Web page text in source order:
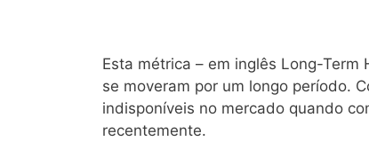
Esta métrica – em inglês Long-
se moveram por um longo período.
indisponíveis no mercado quando
recentemente.